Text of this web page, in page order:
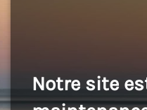
Notre site